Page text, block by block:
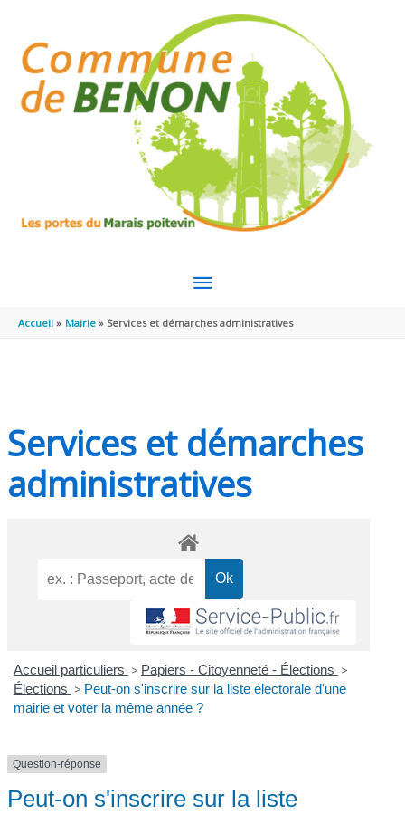
MENU
PRINCIPAL
Accueil Mairie Services et démarches administratives
Services et démarches
administratives
Accueil particuliers > Papiers - Citoyenneté - Élections >
Élections > Peut-on s'inscrire sur la liste électorale d'une
mairie et voter la même année ?
Question-réponse
Peut-on s'inscrire sur la liste